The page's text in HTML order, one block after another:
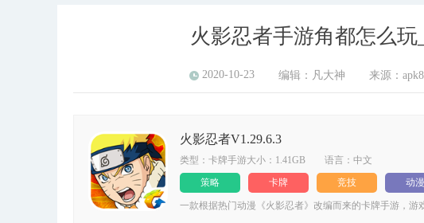
火影忍者手游角都怎么
2020-10-23 编辑： 凡大神 来源：
火影忍者V1.29.6.3
类型：卡牌手游大小：1.41GB 语言：中文
策略
卡牌 竞技 动漫
一款根据热门动漫《火影忍者》改编而来的卡牌手游，游